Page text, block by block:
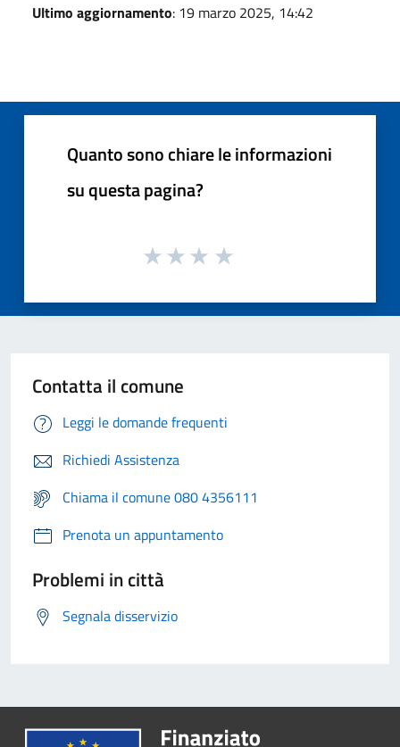
Ultimo aggiornamento: 19 marzo 2025, 14:42
Quanto sono chiare le informazioni
su questa pagina?
Contatta il comune
Leggi le domande frequenti
Richiedi Assistenza
Chiama il comune 080 4356111
Prenota un appuntamento
Problemi in città
Segnala disservizio